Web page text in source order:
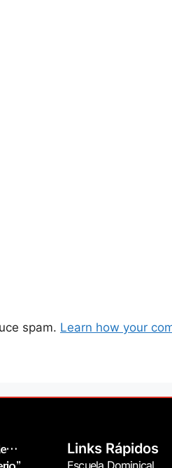
spam. Learn how your
Links Rápidos